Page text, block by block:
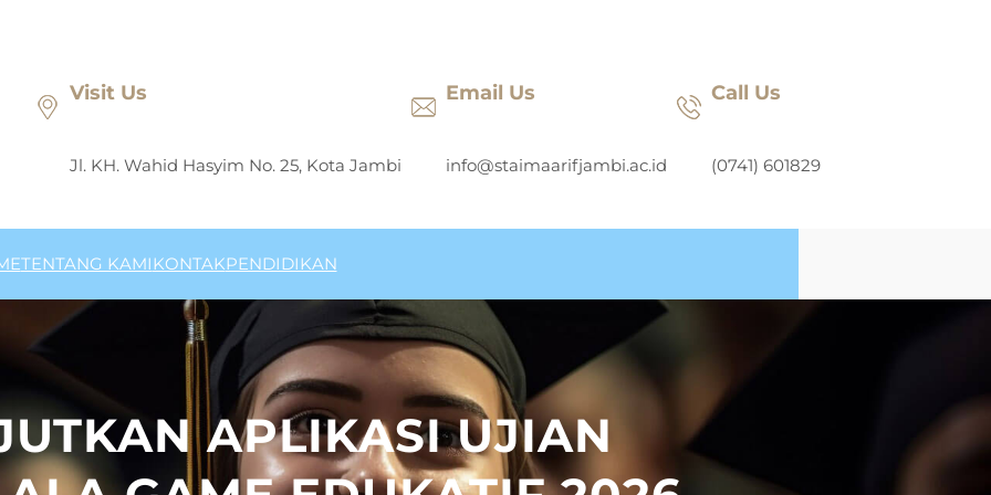
Visit Us
Jl. KH. Wahid Hasyim No. 25, Kota Jambi
Email Us
info@staimaarifjambi.ac.id
Call Us
(0741) 601829
TENTANG KAMIKONTAKPENDIDIKAN
APLIKASI UJIAN